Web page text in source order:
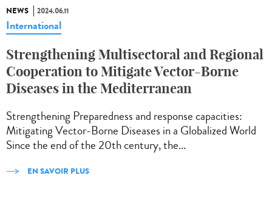
NEWS 2024.06.11
International
Strengthening Multisectoral and Regional
Cooperation to Mitigate Vector-Borne
Diseases in the Mediterranean
Strengthening Preparedness and response capacities:
Mitigating Vector-Borne Diseases in a Globalized World
Since the end of the 20th century, the...
EN SAVOIR PLUS